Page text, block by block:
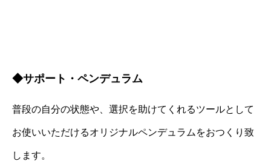
◆サポート・ペンデュラム
普段の自分の状態や、選択を助けてくれるツールとして
お使いいただけるオリジナルペンデュラムをおつくり致
します。